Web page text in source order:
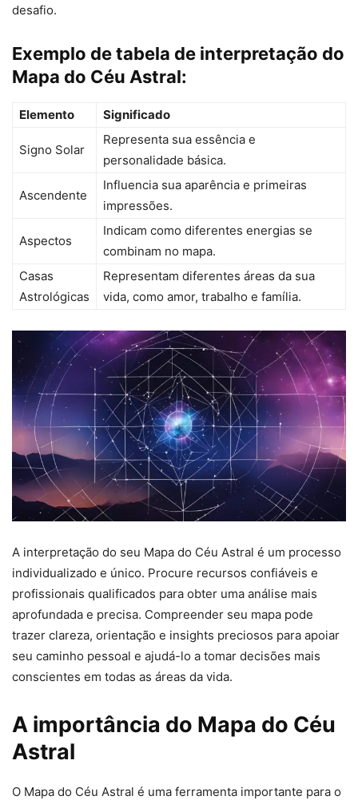
desafio.
Exemplo de tabela de interpretação do
Mapa do Céu Astral:
Elemento Significado
Signo Solar
Representa sua essência e
personalidade básica.
Ascendente
Influencia sua aparência e primeiras
impressões.
Aspectos
Indicam como diferentes energias se
combinam no mapa.
Casas
Astrológicas
Representam diferentes áreas da sua
vida, como amor, trabalho e família.
A interpretação do seu Mapa do Céu Astral é um processo
individualizado e único. Procure recursos confiáveis e
profissionais qualificados para obter uma análise mais
aprofundada e precisa. Compreender seu mapa pode
trazer clareza, orientação e insights preciosos para apoiar
seu caminho pessoal e ajudá-lo a tomar decisões mais
conscientes em todas as áreas da vida.
A importância do Mapa do Céu
Astral
O Mapa do Céu Astral é uma ferramenta importante para o